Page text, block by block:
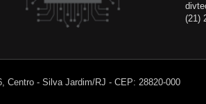
(21)
Centro - Silva Jardim/RJ - CEP: 28820-000